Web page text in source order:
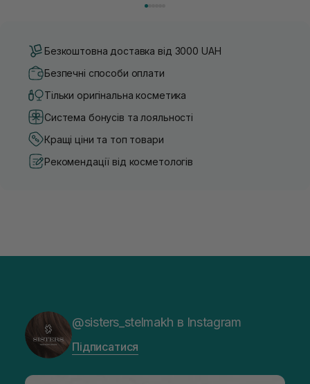
Безкоштовна доставка від 3000 UAH
Безпечні способи оплати
Тільки оригінальна косметика
Система бонусів та лояльності
Кращі ціни та топ товари
Рекомендації від косметологів
@sisters_stelmakh в Instagram
Підписатися